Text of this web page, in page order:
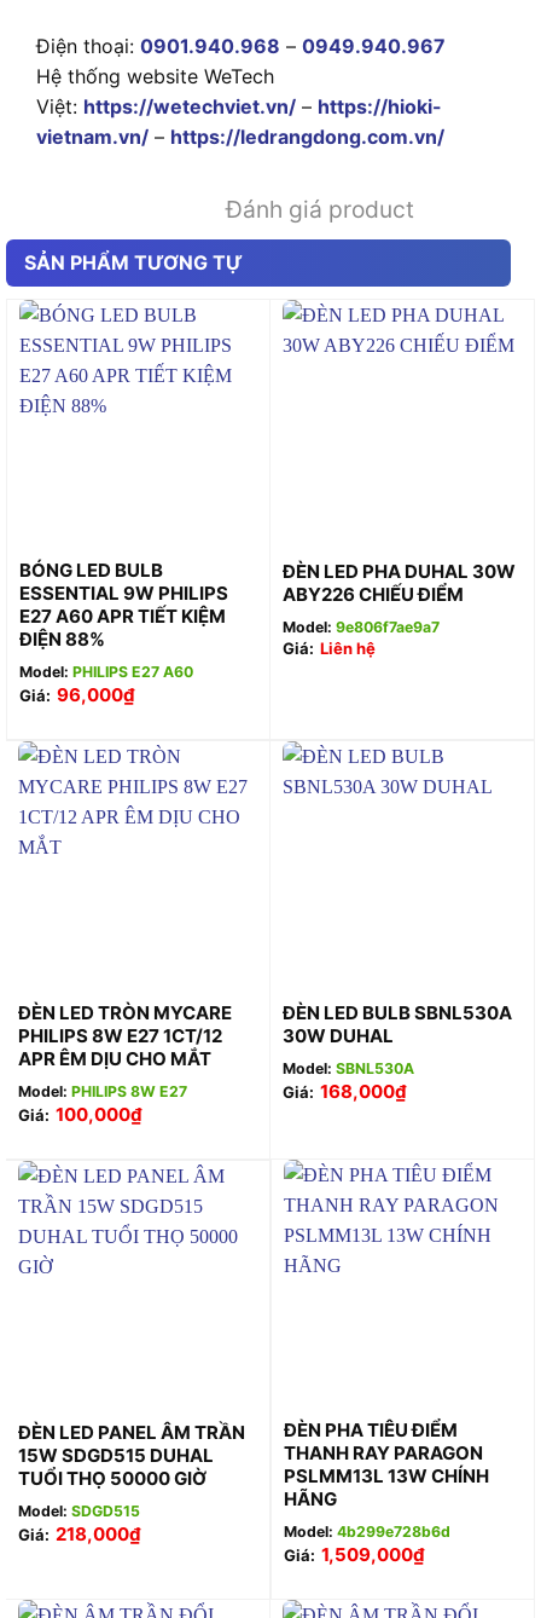
Điện thoại: 0901.940.968 – 0949.940.967
Hệ thống website WeTech
Việt: https://wetechviet.vn/ – https://hioki-
vietnam.vn/ – https://ledrangdong.com.vn/
Đánh giá product
SẢN PHẨM TƯƠNG TỰ
BÓNG LED BULB
ESSENTIAL 9W PHILIPS
E27 A60 APR TIẾT KIỆM
ĐIỆN 88%
Model: PHILIPS E27 A60
Giá: 96,000₫
ĐÈN LED PHA DUHAL 30W
ABY226 CHIẾU ĐIỂM
Model: 9e806f7ae9a7
Giá: Liên hệ
ĐÈN LED TRÒN MYCARE
PHILIPS 8W E27 1CT/12
APR ÊM DỊU CHO MẮT
Model: PHILIPS 8W E27
Giá: 100,000₫
ĐÈN LED BULB SBNL530A
30W DUHAL
Model: SBNL530A
Giá: 168,000₫
ĐÈN LED PANEL ÂM TRẦN
15W SDGD515 DUHAL
TUỔI THỌ 50000 GIỜ
Model: SDGD515
Giá: 218,000₫
ĐÈN PHA TIÊU ĐIỂM
THANH RAY PARAGON
PSLMM13L 13W CHÍNH
HÃNG
Model: 4b299e728b6d
Giá: 1,509,000₫